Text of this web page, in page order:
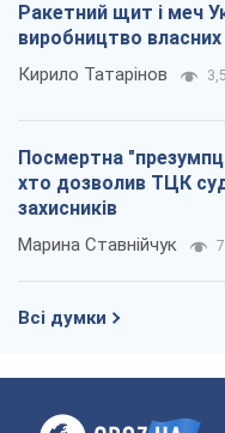
Ракетний щит і меч
виробництво
Кирило Татарінов
Посмертна
хто дозволив ТЦК
захисників
Марина Ставнійчук
Всі думки